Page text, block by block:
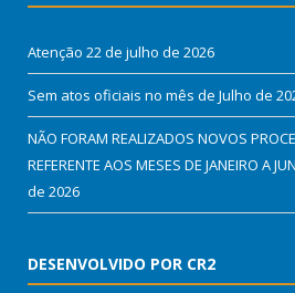
Atenção 22 de julho de 2026
Sem atos oficiais no mês de Julho de
NÃO FORAM REALIZADOS NOVOS
REFERENTE AOS MESES DE JANEIRO A
de 2026
DESENVOLVIDO POR CR2